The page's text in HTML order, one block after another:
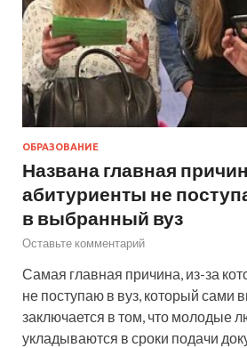
ОБРАЗОВАНИЕ
Названа главная
абитуриенты не
в выбранный вуз
Оставьте комментарий
Самая главная причина, из-за
не поступаю в вуз, который сами
заключается в том, что молодые
укладываются в сроки подачи